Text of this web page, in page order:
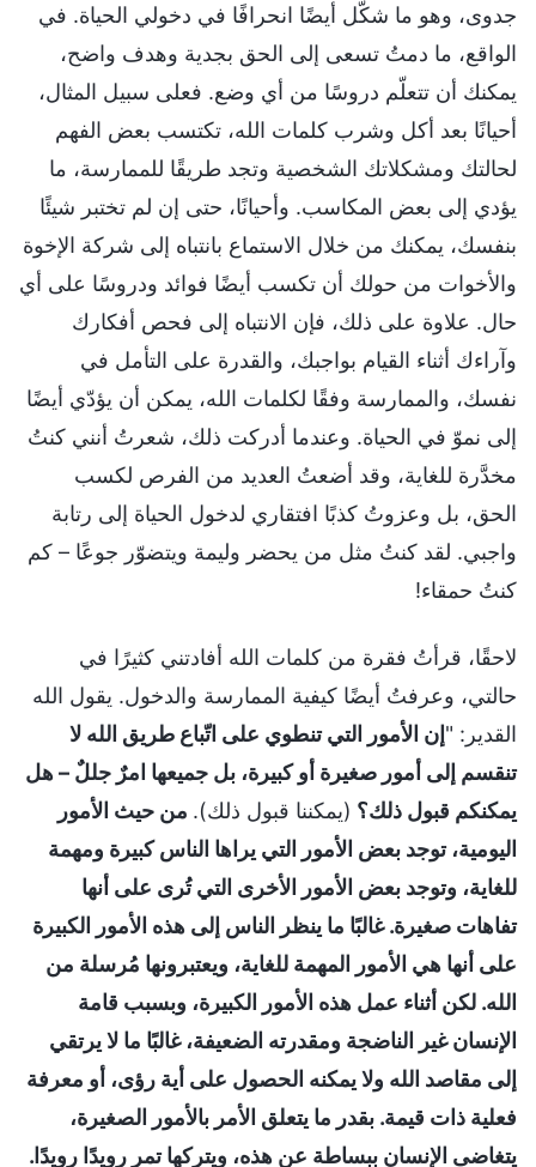
جدوى، وهو ما شكّل أيضًا انحرافًا في دخولي الحياة. في
الواقع، ما دمتُ تسعى إلى الحق بجدية وهدف واضح،
يمكنك أن تتعلّم دروسًا من أي وضع. فعلى سبيل المثال،
أحيانًا بعد أكل وشرب كلمات الله، تكتسب بعض الفهم
لحالتك ومشكلاتك الشخصية وتجد طريقًا للممارسة، ما
يؤدي إلى بعض المكاسب. وأحيانًا، حتى إن لم تختبر شيئًا
بنفسك، يمكنك من خلال الاستماع بانتباه إلى شركة الإخوة
والأخوات من حولك أن تكسب أيضًا فوائد ودروسًا على أي
حال. علاوة على ذلك، فإن الانتباه إلى فحص أفكارك
وآراءك أثناء القيام بواجبك، والقدرة على التأمل في
نفسك، والممارسة وفقًا لكلمات الله، يمكن أن يؤدّي أيضًا
إلى نموّ في الحياة. وعندما أدركت ذلك، شعرتُ أنني كنتُ
مخدَّرة للغاية، وقد أضعتُ العديد من الفرص لكسب
الحق، بل وعزوتُ كذبًا افتقاري لدخول الحياة إلى رتابة
واجبي. لقد كنتُ مثل من يحضر وليمة ويتضوّر جوعًا – كم
كنتُ حمقاء!
لاحقًا، قرأتُ فقرة من كلمات الله أفادتني كثيرًا في
حالتي، وعرفتُ أيضًا كيفية الممارسة والدخول. يقول الله
القدير: "إن الأمور التي تنطوي على اتّباع طريق الله لا
تنقسم إلى أمور صغيرة أو كبيرة، بل جميعها امرٌ جللٌ – هل
يمكنكم قبول ذلك؟ (يمكننا قبول ذلك). من حيث الأمور
اليومية، توجد بعض الأمور التي يراها الناس كبيرة ومهمة
للغاية، وتوجد بعض الأمور الأخرى التي تُرى على أنها
تفاهات صغيرة. غالبًا ما ينظر الناس إلى هذه الأمور الكبيرة
على أنها هي الأمور المهمة للغاية، ويعتبرونها مُرسلة من
الله. لكن أثناء عمل هذه الأمور الكبيرة، وبسبب قامة
الإنسان غير الناضجة ومقدرته الضعيفة، غالبًا ما لا يرتقي
إلى مقاصد الله ولا يمكنه الحصول على أية رؤى، أو معرفة
فعلية ذات قيمة. بقدر ما يتعلق الأمر بالأمور الصغيرة،
يتغاضى الإنسان ببساطة عن هذه، ويتركها تمر رويدًا رويدًا.